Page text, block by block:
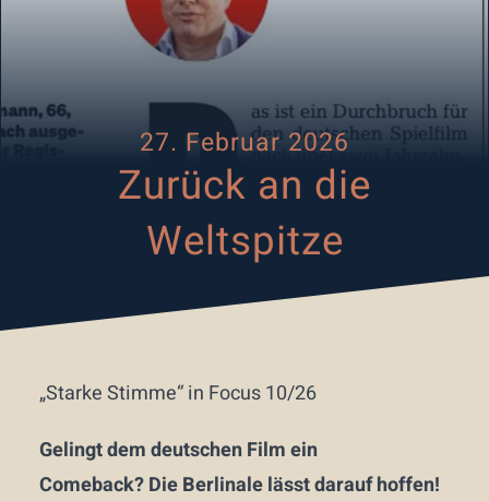
27. Februar 2026
Zurück an die
Weltspitze
„Starke Stimme“ in Focus 10/26
Gelingt dem deutschen Film ein
Comeback? Die Berlinale lässt darauf hoffen!